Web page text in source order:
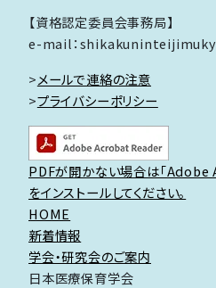
【資格認定委員会事務局】
e-mail：
>メールで連絡の注意
>プライバシーポリシー
PDFが開かない場合は「Adobe
をインストールしてください。
HOME
新着情報
学会・研究会のご案内
日本医療保育学会